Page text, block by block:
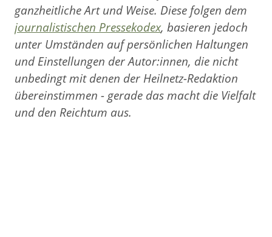
ganzheitliche Art und Weise. Diese folgen dem
journalistischen Pressekodex, basieren jedoch
unter Umständen auf persönlichen Haltungen
und Einstellungen der Autor:innen, die nicht
unbedingt mit denen der Heilnetz-Redaktion
übereinstimmen - gerade das macht die Vielfalt
und den Reichtum aus.